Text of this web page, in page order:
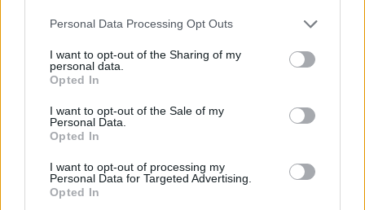
Personal Data Processing Opt Outs
I want to opt-out of the Sharing of my
personal data.
Opted In
I want to opt-out of the Sale of my
Personal Data.
Opted In
I want to opt-out of processing my
Personal Data for Targeted Advertising.
Opted In
Успех и приятна игра!